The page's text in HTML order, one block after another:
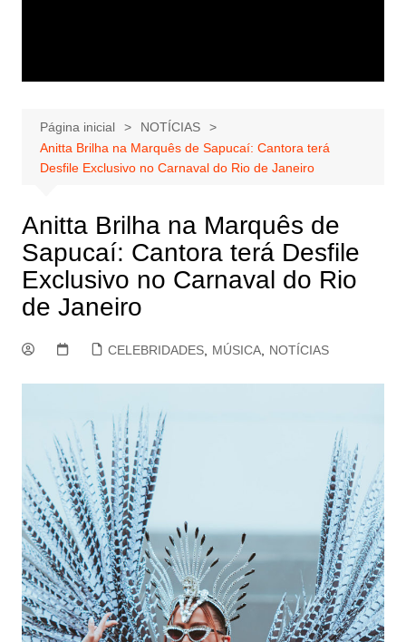
Página inicial
NOTÍCIAS
Anitta Brilha na Marquês de Sapucaí: Cantora terá
Desfile Exclusivo no Carnaval do Rio de Janeiro
Anitta Brilha na Marquês de
Sapucaí: Cantora terá Desfile
Exclusivo no Carnaval do Rio
de Janeiro
CELEBRIDADES, MÚSICA, NOTÍCIAS